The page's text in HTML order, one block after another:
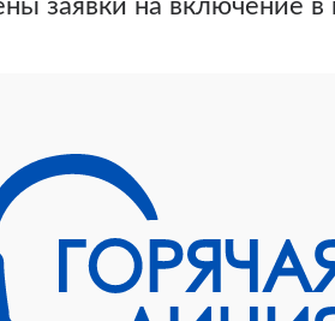
заявки на включение